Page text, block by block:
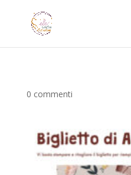
0 commenti